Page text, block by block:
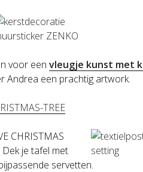
voor eenvleugje kunst met
Andrea een prachtig artwork.
CHRISTMAS
Dek je tafel met
servetten.